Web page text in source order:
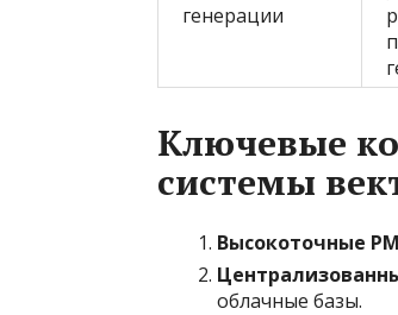
генерации
Ключевые
системы
Высокоточные
облачные базы.